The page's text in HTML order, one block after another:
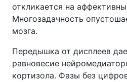
откликается на
Многозадачность
мозга.
Передышка от дисплеев
равновесие
кортизола. Фазы без